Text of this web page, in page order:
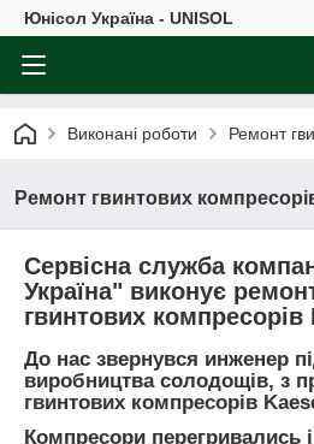
Юнісол Україна - UNISOL
Виконані роботи Ремонт
Ремонт гвинтових
Сервісна служба
Україна" виконує
гвинтових компресорів
До нас звернувся инженер
виробництва солодощів, з
гвинтових компресорів
Компресори перегривались